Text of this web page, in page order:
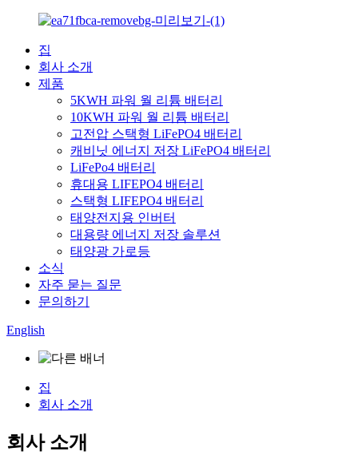
집
회사 소개
제품
5KWH 파워 월 리튬 배터리
10KWH 파워 월 리튬 배터리
고전압 스택형 LiFePO4 배터리
캐비닛 에너지 저장 LiFePO4 배터리
LiFePo4 배터리
휴대용 LIFEPO4 배터리
스택형 LIFEPO4 배터리
태양전지용 인버터
대용량 에너지 저장 솔루션
태양광 가로등
소식
자주 묻는 질문
문의하기
English
집
회사 소개
회사 소개